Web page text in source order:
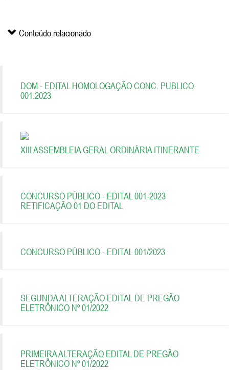
Conteúdo relacionado
DOM - EDITAL HOMOLOGAÇÃO CONC. PUBLICO
001.2023
XIII ASSEMBLEIA GERAL ORDINÁRIA ITINERANTE
CONCURSO PÚBLICO - EDITAL 001-2023
RETIFICAÇÃO 01 DO EDITAL
CONCURSO PÚBLICO - EDITAL 001/2023
SEGUNDA ALTERAÇÃO EDITAL DE PREGÃO
ELETRÔNICO Nº 01/2022
PRIMEIRA ALTERAÇÃO EDITAL DE PREGÃO
ELETRÔNICO Nº 01/2022